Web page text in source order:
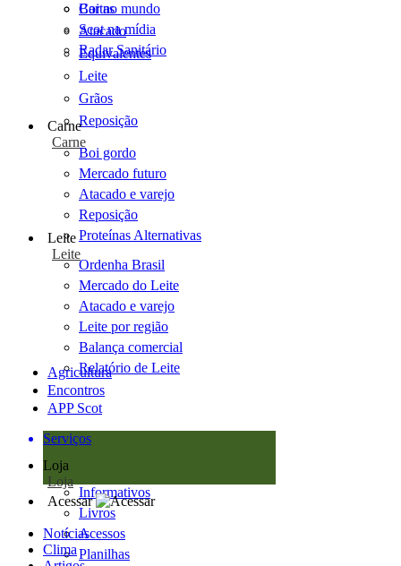
Cartas
Scot na mídia
Radar Sanitário
Boi no mundo
Atacado
Equivalentes
Leite
Grãos
Reposição
Carne
Carne
Boi gordo
Mercado futuro
Atacado e varejo
Reposição
Proteínas Alternativas
Leite
Leite
Ordenha Brasil
Mercado do Leite
Atacado e varejo
Leite por região
Balança comercial
Relatório de Leite
Agricultura
Encontros
APP Scot
Serviços
Loja
Loja
Informativos
Livros
Acessos
Planilhas
Acessar
Notícias
Clima